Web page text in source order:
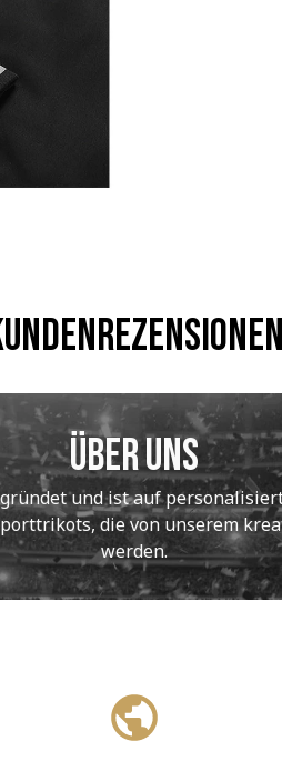
Über uns
und ist auf
die von unserem
werden.